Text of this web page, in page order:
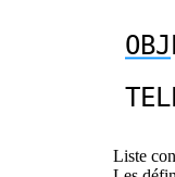
OBJ
Liste